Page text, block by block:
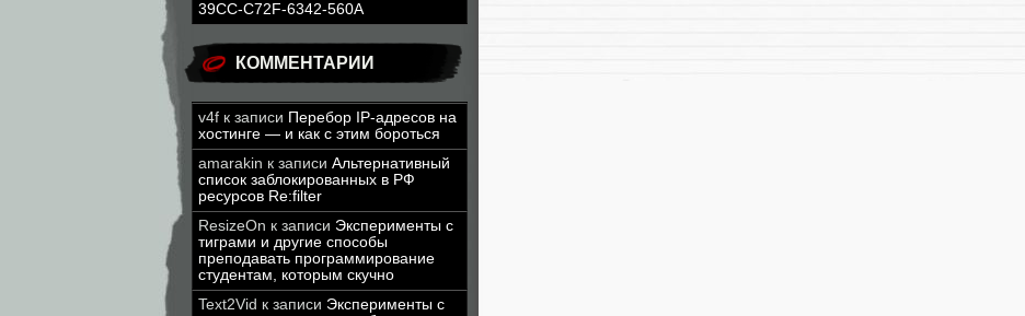
39CC-C72F-6342-560A
КОММЕНТАРИИ
v4f к записи Перебор IP-адресов на
хостинге — и как с этим бороться
amarakin к записи Альтернативный
список заблокированных в РФ
ресурсов Re:filter
ResizeOn к записи Эксперименты с
тиграми и другие способы
преподавать программирование
студентам, которым скучно
Text2Vid к записи Эксперименты с